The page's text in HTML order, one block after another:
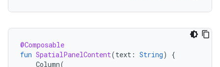
@Composable
fun SpatialPanelContent(text : String)
{
Column(